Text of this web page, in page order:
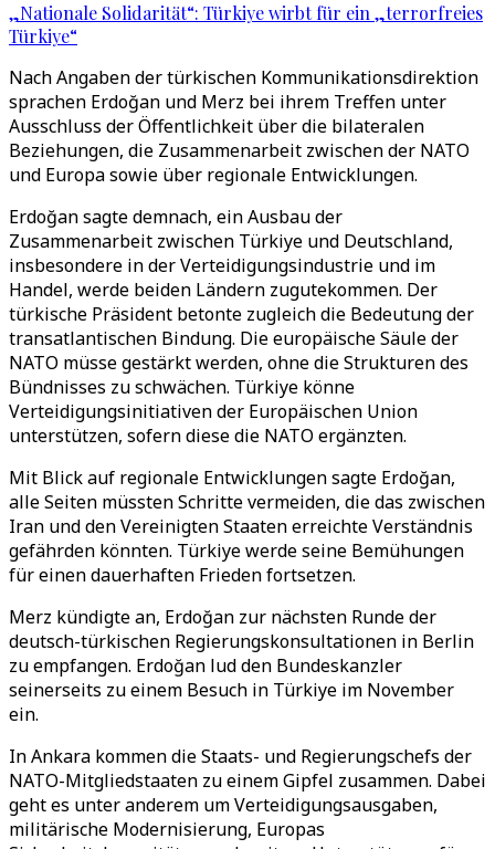
„Nationale Solidarität“: Türkiye wirbt für ein „terrorfreies
Türkiye“
Nach Angaben der türkischen Kommunikationsdirektion
sprachen Erdoğan und Merz bei ihrem Treffen unter
Ausschluss der Öffentlichkeit über die bilateralen
Beziehungen, die Zusammenarbeit zwischen der NATO
und Europa sowie über regionale Entwicklungen.
Erdoğan sagte demnach, ein Ausbau der
Zusammenarbeit zwischen Türkiye und Deutschland,
insbesondere in der Verteidigungsindustrie und im
Handel, werde beiden Ländern zugutekommen. Der
türkische Präsident betonte zugleich die Bedeutung der
transatlantischen Bindung. Die europäische Säule der
NATO müsse gestärkt werden, ohne die Strukturen des
Bündnisses zu schwächen. Türkiye könne
Verteidigungsinitiativen der Europäischen Union
unterstützen, sofern diese die NATO ergänzten.
Mit Blick auf regionale Entwicklungen sagte Erdoğan,
alle Seiten müssten Schritte vermeiden, die das zwischen
Iran und den Vereinigten Staaten erreichte Verständnis
gefährden könnten. Türkiye werde seine Bemühungen
für einen dauerhaften Frieden fortsetzen.
Merz kündigte an, Erdoğan zur nächsten Runde der
deutsch-türkischen Regierungskonsultationen in Berlin
zu empfangen. Erdoğan lud den Bundeskanzler
seinerseits zu einem Besuch in Türkiye im November
ein.
In Ankara kommen die Staats- und Regierungschefs der
NATO-Mitgliedstaaten zu einem Gipfel zusammen. Dabei
geht es unter anderem um Verteidigungsausgaben,
militärische Modernisierung, Europas